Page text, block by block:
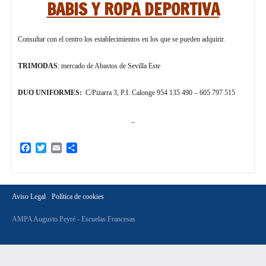
BABIS Y ROPA DEPORTIVA
Consultar con el centro los establecimientos en los que se pueden adquirir.
TRIMODAS: mercado de Abastos de Sevilla Este
DUO UNIFORMES: C/Pizarra 3, P.I. Calonge 954 135 490 – 605 797 515
FacebookTwitterEmail
Aviso Legal Política de cookies
AMPA Augusto Peyré - Escuelas Francesas